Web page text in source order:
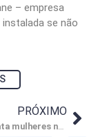
– empresa
se não
PRÓXIMO
Câmara orienta mulheres no combate ao assédio moral e sexual